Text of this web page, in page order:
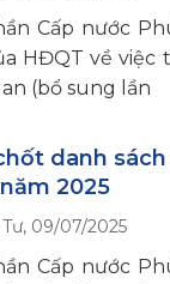
Cấp nước
HĐQT về việc
(bổ sung lần
danh
2025
09/07/2025
Cấp nước